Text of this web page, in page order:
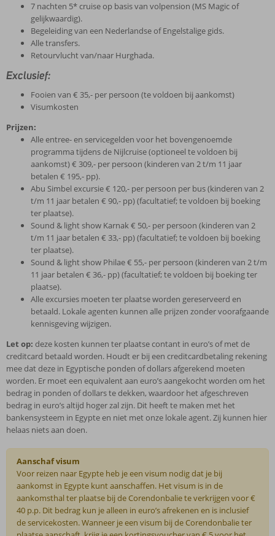
7 nachten 5* cruise op basis van volpension (MS Magic of
gelijkwaardig).
Begeleiding van een Nederlandse of Engelstalige gids.
Alle transfers.
Retourvlucht van/naar Hurghada.
Exclusief:
Fooien van € 35,- per persoon (te voldoen bij aankomst)
Visumkosten
Prijzen:
Alle entree- en servicegelden voor het bovengenoemde
programma tijdens de Nijlcruise (optioneel te voldoen bij
aankomst) € 309,- per persoon (kinderen van 2 t/m 11 jaar
betalen € 195,- pp).
Abu Simbel excursie € 120,- per persoon per bus (kinderen van 2
t/m 11 jaar betalen € 90,- pp) (facultatief; te voldoen bij boeking
ter plaatse).
Sound & light show Karnak € 50,- per persoon (kinderen van 2
t/m 11 jaar betalen € 33,- pp) (facultatief; te voldoen bij boeking
ter plaatse).
Sound & light show Philae € 55,- per persoon (kinderen van 2 t/m
11 jaar betalen € 36,- pp) (facultatief; te voldoen bij boeking ter
plaatse).
Alle excursies moeten ter plaatse worden gereserveerd en
betaald. Lokale agenten kunnen alle prijzen zonder voorafgaande
kennisgeving wijzigen.
Let op: deze kosten kunnen ter plaatse contant in euro’s of met de
creditcard betaald worden. Houdt er bij een creditcardbetaling rekening
mee dat deze in Egyptische ponden of dollars afgerekend moeten
worden. Er moet een equivalent aan euro’s aangekocht worden om het
bedrag in ponden of dollars te dekken, waardoor het afgeschreven
bedrag in euro’s altijd hoger zal zijn. Dit heeft te maken met het
bankensysteem in Egypte en niet met onze lokale agent. Zij kunnen hier
helaas niets aan doen.
Aanschaf visum
Voor reizen naar Egypte heb je een visum nodig dat je bij
aankomst in Egypte kunt aanschaffen. Het visum is in de
aankomsthal ter plaatse bij de Corendonbalie te verkrijgen voor €
40 p.p. Dit bedrag kun je alleen in euro’s afrekenen en is inclusief
de servicekosten. Wanneer je een visum bij de Corendonbalie ter